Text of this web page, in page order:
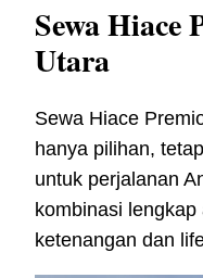
Sewa Hiace
Utara
Sewa Hiace
hanya pilihan,
untuk perjalanan
kombinasi
ketenangan dan